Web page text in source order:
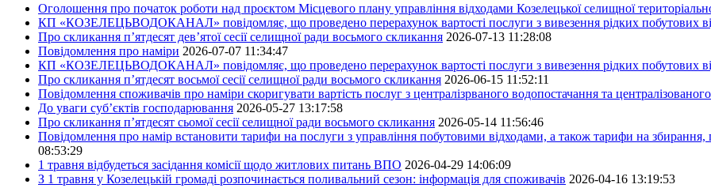
Оголошення про початок роботи над проєктом Місцевого плану управління відходами Козелецької селищної
КП «КОЗЕЛЕЦЬВОДОКАНАЛ» повідомляє, що проведено перерахунок вартості послуги з вивезення рідких побутових
Про скликання п’ятдесят дев’ятої сесії селищної ради восьмого скликання 2026-07-13 11:28:08
Повідомлення про наміри 2026-07-07 11:34:47
КП «КОЗЕЛЕЦЬВОДОКАНАЛ» повідомляє, що проведено перерахунок вартості послуги з вивезення рідких побутових
Про скликання п’ятдесят восьмої сесії селищної ради восьмого скликання 2026-06-15 11:52:11
Повідомлення споживачів про наміри скоригувати вартість послуг з централізрваного водопостачання та
До уваги суб’єктів господарювання 2026-05-27 13:17:58
Про скликання п’ятдесят сьомої сесії селищної ради восьмого скликання 2026-05-14 11:56:46
Повідомлення про намір встановити тарифи на послуги з управління побутовими відходами, а також тарифи на збирання,
08:53:29
1 травня відбудеться засідання комісії щодо житлових питань ВПО 2026-04-29 14:06:09
З 1 травня у Козелецькій громаді розпочинається поливальний сезон: інформація для споживачів 2026-04-16 13:19:53